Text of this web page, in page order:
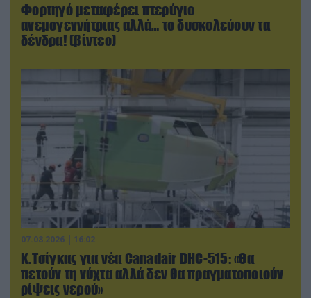
Φορτηγό μεταφέρει πτερύγιο
ανεμογεννήτριας αλλά… το δυσκολεύουν τα
δένδρα! (βίντεο)
07.08.2026 | 16:02
Κ.Τσίγκας για νέα Canadair DHC-515: «Θα
πετούν τη νύχτα αλλά δεν θα πραγματοποιούν
ρίψεις νερού»